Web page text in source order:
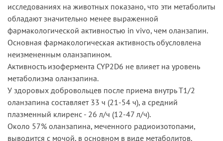
исследованиях на животных показано, что эти метаболиты
обладают значительно менее выраженной
фармакологической активностью in vivo, чем оланзапин.
Основная фармакологическая активность обусловлена
неизмененным оланзапином.
Активность изофермента CYP2D6 не влияет на уровень
метаболизма оланзапина.
У здоровых добровольцев после приема внутрь T1/2
оланзапина составляет 33 ч (21-54 ч), а средний
плазменный клиренс - 26 л/ч (12-47 л/ч).
Около 57% оланзапина, меченного радиоизотопами,
выводится с мочой, в основном в виде метаболитов.